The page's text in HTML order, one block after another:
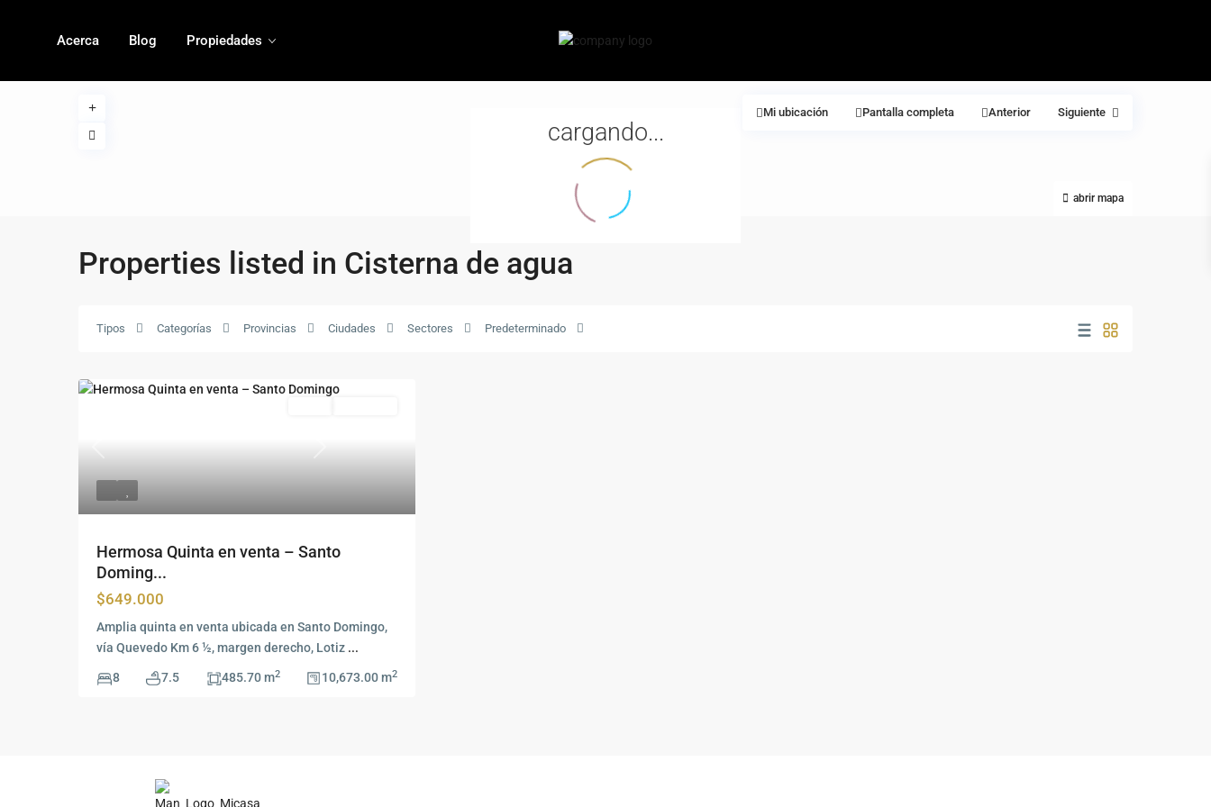
Acerca Blog Propiedades
cargando...
abrir mapa
Mi ubicación Pantalla completa Anterior Siguiente
Properties listed in Cisterna de agua
Tipos Categorías Provincias Ciudades Sectores Predeterminado
Previous Siguiente
Hermosa Quinta en venta – Santo
Doming...
$649.000
Amplia quinta en venta ubicada en Santo Domingo,
vía Quevedo Km 6 ½, margen derecho, Lotiz ...
8 7.5 485.70 m2 10,673.00 m2